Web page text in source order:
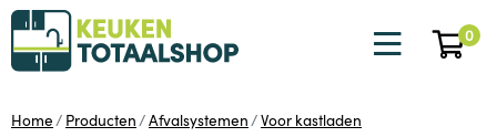
0
Home Producten Afvalsystemen
Voor kastladen